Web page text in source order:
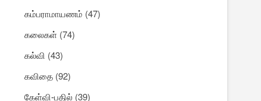
கம்பராமாயணம் (47)
கலைகள் (74)
கல்வி (43)
கவிதை (92)
கேள்வி-பதில் (39)